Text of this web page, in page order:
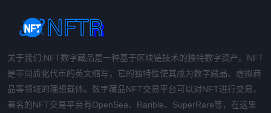
关于我们:NFT数字藏品是一种基于区块链技术的独特数字资产。NFT
是非同质化代币的英文缩写，它的独特性使其成为数字藏品、虚拟商
品等领域的理想载体。数字藏品NFT交易平台可以对NFT进行交易，
著名的NFT交易平台有OpenSea、Rarible、SuperRare等，在这里